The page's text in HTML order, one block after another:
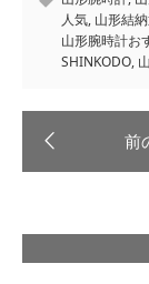
人気, 山形結
山形腕時計お
SHINKODO,